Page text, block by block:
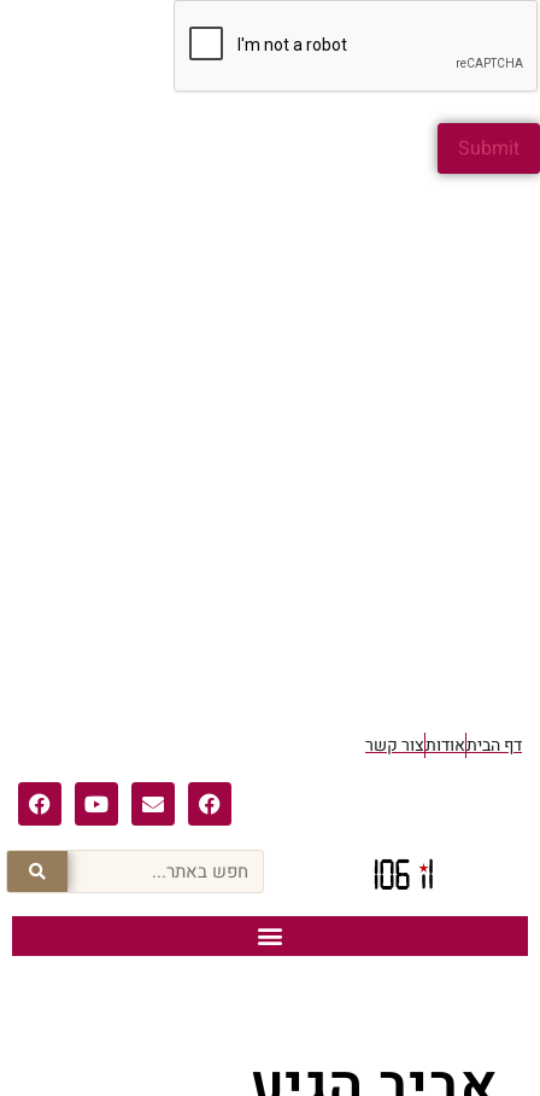
דף הביתאודותצור קשר